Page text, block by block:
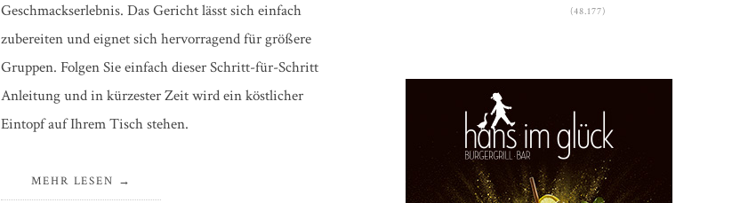
Geschmackserlebnis. Das Gericht lässt sich einfach
zubereiten und eignet sich hervorragend für größere
Gruppen. Folgen Sie einfach dieser Schritt-für-Schritt
Anleitung und in kürzester Zeit wird ein köstlicher
Eintopf auf Ihrem Tisch stehen.
MEHR LESEN
(48.177)